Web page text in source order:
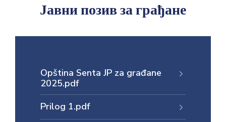
Јавни позив за грађане
Opština Senta JP za građane
2025.pdf
Prilog 1.pdf